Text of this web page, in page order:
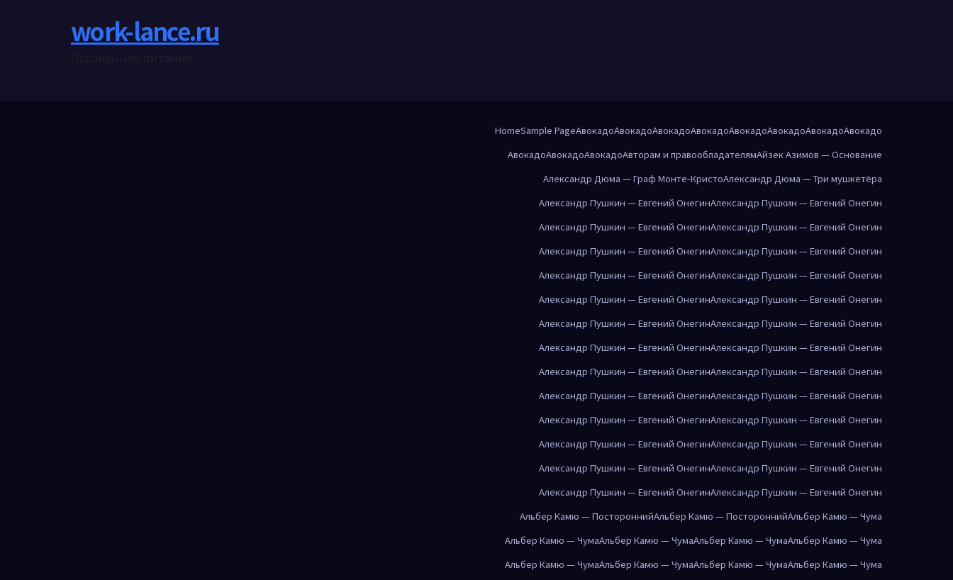
work-lance.ru
HomeSample PageАвокадоАвокадоАвокадоАвокадоАвокадоАвокадоАвокадоАвокадо
АвокадоАвокадоАвокадоАвторам и правообладателямАйзек Азимов — Основание
Александр Дюма — Граф Монте-КристоАлександр Дюма — Три мушкетёра
Александр Пушкин — Евгений ОнегинАлександр Пушкин — Евгений Онегин
Александр Пушкин — Евгений ОнегинАлександр Пушкин — Евгений Онегин
Александр Пушкин — Евгений ОнегинАлександр Пушкин — Евгений Онегин
Александр Пушкин — Евгений ОнегинАлександр Пушкин — Евгений Онегин
Александр Пушкин — Евгений ОнегинАлександр Пушкин — Евгений Онегин
Александр Пушкин — Евгений ОнегинАлександр Пушкин — Евгений Онегин
Александр Пушкин — Евгений ОнегинАлександр Пушкин — Евгений Онегин
Александр Пушкин — Евгений ОнегинАлександр Пушкин — Евгений Онегин
Александр Пушкин — Евгений ОнегинАлександр Пушкин — Евгений Онегин
Александр Пушкин — Евгений ОнегинАлександр Пушкин — Евгений Онегин
Александр Пушкин — Евгений ОнегинАлександр Пушкин — Евгений Онегин
Александр Пушкин — Евгений ОнегинАлександр Пушкин — Евгений Онегин
Александр Пушкин — Евгений ОнегинАлександр Пушкин — Евгений Онегин
Альбер Камю — ПостороннийАльбер Камю — ПостороннийАльбер Камю — Чума
Альбер Камю — ЧумаАльбер Камю — ЧумаАльбер Камю — ЧумаАльбер Камю — Чума
Альбер Камю — ЧумаАльбер Камю — ЧумаАльбер Камю — ЧумаАльбер Камю — Чума